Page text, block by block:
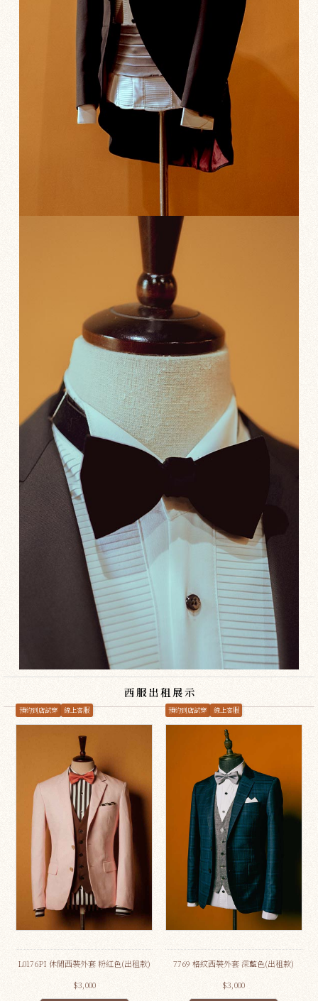
西服出租展示
預約到店試穿 線上客服
L0176PI 休閒西裝外套 粉紅色(出租款)
$3,000
預約到店試穿 線上客服
7769 格紋西裝外套 深藍色(出租款)
$3,000